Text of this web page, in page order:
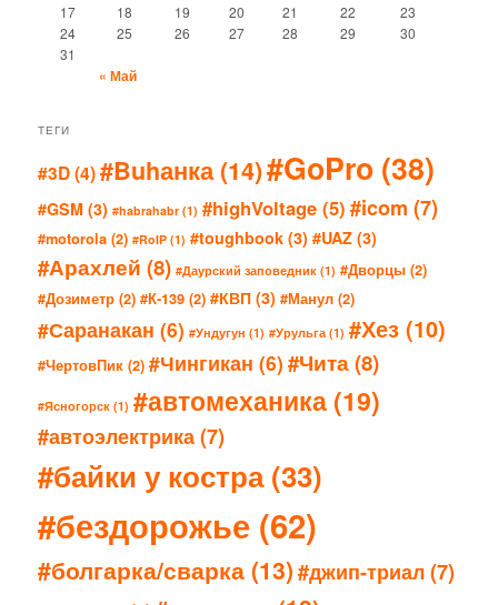
17
18 19 20 21 22
23
24
25 26 27 28 29
30
31
« Май
ТЕГИ
#3D(4)#Buhанка(14)#GoPro (38)
#GSM (3) #habrahabr (1) #highVoltage (5) #icom (7)
#motorola (2) #RoIP (1) #toughbook (3) #UAZ (3)
#Арахлей (8) #Даурский заповедник (1) #Дворцы (2)
#Дозиметр (2) #К-139 (2) #КВП (3) #Манул (2)
#Саранакан (6) #Ундугун (1) #Урульга(1) #Хез (10)
#ЧертовПик (2) #Чингикан (6) #Чита(8)
#Ясногорск (1) #автомеханика (19)
#автоэлектрика(7)
#байки у костра(33)
#бездорожье (62)
#болгарка/сварка(13)#джип-триал(7)